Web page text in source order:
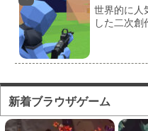
世界的に人
した二次創
フォートナ
対人ゲー
イト」をブ
新着ブラウザゲーム